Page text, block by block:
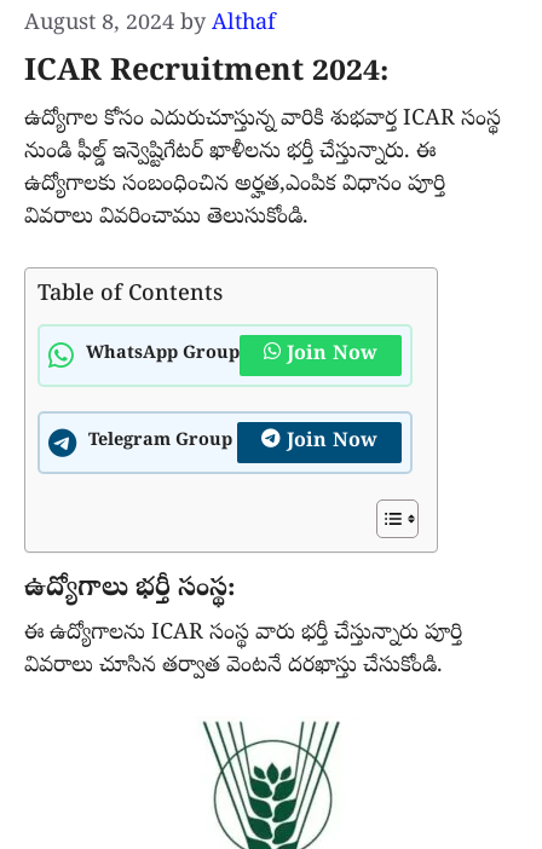
August 8, 2024 by Althaf
ICAR Recruitment 2024:
ఉద్యోగాల కోసం ఎదురుచూస్తున్న వారికి శుభవార్త ICAR సంస్థ
నుండి ఫీల్డ్ ఇన్వెష్టిగేటర్ ఖాళీలను భర్తీ చేస్తున్నారు. ఈ
ఉద్యోగాలకు సంబంధించిన అర్హత,ఎంపిక విధానం పూర్తి
వివరాలు వివరించాము తెలుసుకోండి.
Table of Contents
WhatsApp Group Join Now
Telegram Group Join Now
ఉద్యోగాలు భర్తీ సంస్థ:
ఈ ఉద్యోగాలను ICAR సంస్థ వారు భర్తీ చేస్తున్నారు పూర్తి
వివరాలు చూసిన తర్వాత వెంటనే దరఖాస్తు చేసుకోండి.